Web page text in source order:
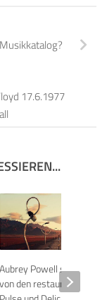
17.6.1977
Aubrey Powell schwärmt
von den restaurierten